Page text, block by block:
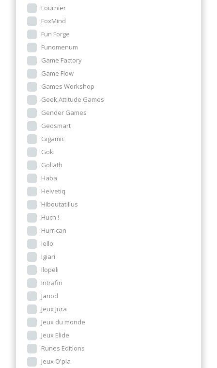
Fournier
FoxMind
Fun Forge
Funomenum
Game Factory
Game Flow
Games Workshop
Geek Attitude Games
Gender Games
Geosmart
Gigamic
Goki
Goliath
Haba
Helvetiq
Hiboutatillus
Huch !
Hurrican
Iello
Igiari
Ilopeli
Intrafin
Janod
Jeux Jura
Jeux du monde
Jeux Elide
Runes Editions
Jeux O'pla